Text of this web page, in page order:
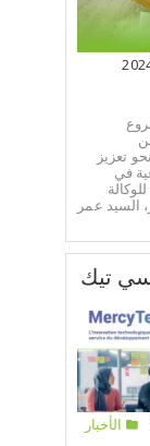
تعزيز
في
السيد عمر
تيك
الأخبار